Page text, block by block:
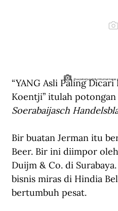
Dua pekerja pabrik minuman keras
“YANG Asli Paling
Koentji” itulah
Soerabaijasch
Bir buatan Jerman itu
Beer. Bir ini diimpor
Duijm & Co. di
bisnis miras di Hindia
bertumbuh pesat.